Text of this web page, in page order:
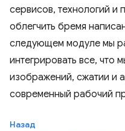
сервисов, технологий и
облегчить бремя
следующем модуле мы
интегрировать все, что
изображений, сжатии и
современный рабочий
Назад